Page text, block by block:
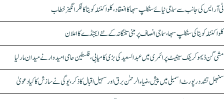
ٹی آر ایس کی جانب سے سماجی نیائے سنکلپ سبھا کا انعقاد، کلواکنٹلہ کویتا کا فکر انگیز خطاب
کلواکنٹلہ کویتا کی سنکلپ سبھا، سماجی انصاف پر مبنی تلنگانہ کے نئے ایجنڈے کا اعلان
مشی گن ڈیموکریٹک سینیٹ پرائمری میں عبدالسعید کی بڑی کامیابی، فلسطین حامی امیدوار نے میدان مار لیا
سنبھل تشدد رپورٹ اسمبلی میں پیش، ضیاء الرحمٰن برق اور سہیل اقبال کا ذکر، یوگی نے سازش کا کیا دعویٰ